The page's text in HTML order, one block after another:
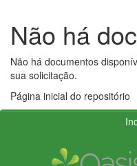
Não há
Não há documentos
sua solicitação.
Página inicial do repositório